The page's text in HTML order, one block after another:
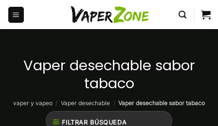
Saltar
contenido
Vaper desechable sabor
tabaco
vaper y vapeo / Vaper desechable / Vaper desechable sabor tabaco
FILTRAR BÚSQUEDA